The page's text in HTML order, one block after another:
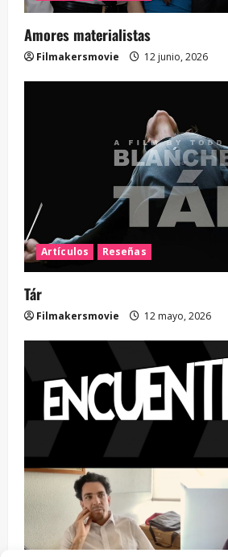
Amores materialistas
Filmakersmovie 12 junio, 2026
Artículos Reseñas
Tár
Filmakersmovie 12 mayo, 2026